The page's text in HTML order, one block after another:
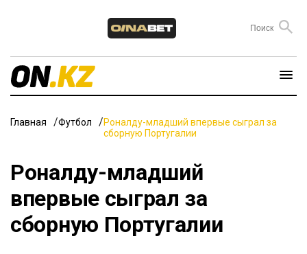
Главная Футбол
Роналду-младший впервые сыграл за
сборную Португалии
Роналду-младший
впервые сыграл за
сборную Португалии